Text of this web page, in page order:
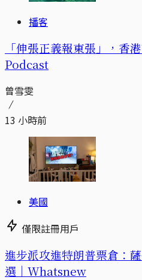
播客
「伸張正義報東張」，香
Podcast
曾雪雯
13 小時前
美國
僅限註冊用戶
進步派攻進特朗普票倉：
選｜Whatsnew